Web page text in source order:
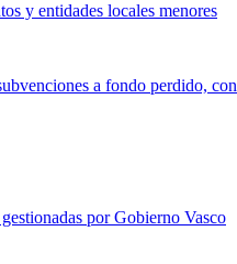
y entidades locales menores
a fondo perdido,
por Gobierno Vasco